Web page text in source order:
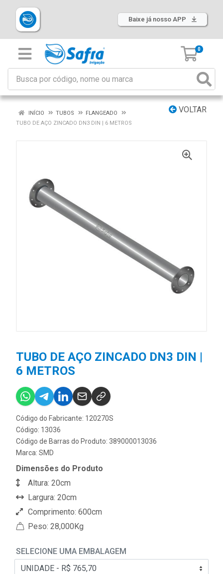
Baixe já nosso APP
0
VOLTAR
INÍCIO TUBOS
FLANGEADO
TUBO DE AÇO ZINCADO DN3 DIN | 6 METROS
TUBO DE AÇO ZINCADO DN3 DIN |
6 METROS
Código do Fabricante: 120270S
Código: 13036
Código de Barras do Produto: 389000013036
Marca: SMD
Dimensões do Produto
Altura: 20cm
Largura: 20cm
Comprimento: 600cm
Peso: 28,000Kg
SELECIONE UMA EMBALAGEM